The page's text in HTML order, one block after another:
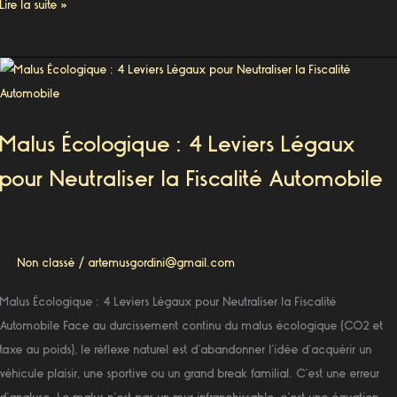
Lire la suite »
Malus Écologique : 4 Leviers Légaux
pour Neutraliser la Fiscalité Automobile
Non classé / artemusgordini@gmail.com
Malus Écologique : 4 Leviers Légaux pour Neutraliser la Fiscalité
Automobile Face au durcissement continu du malus écologique (CO2 et
taxe au poids), le réflexe naturel est d’abandonner l’idée d’acquérir un
véhicule plaisir, une sportive ou un grand break familial. C’est une erreur
Malus
Écologique
4
Légaux
Automobile